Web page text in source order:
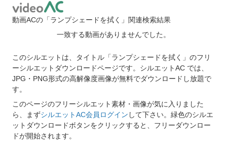
動画ACの「ランプシェードを拭く」関連検索結果
一致する動画がありませんでした。
このシルエットは、タイトル「ランプシェードを拭く」のフリ
ーシルエットダウンロードページです。シルエットAC では、
JPG・PNG形式の高解像度画像が無料でダウンロードし放題で
す。
このページのフリーシルエット素材・画像が気に入りました
ら、まずシルエットAC会員ログイン して下さい。緑色のシルエ
ットダウンロードボタンをクリックすると、フリーダウンロー
ドが開始されます。